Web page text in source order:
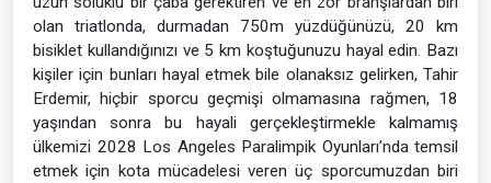
olan triatlonda, durmadan 750m yüzdüğünüzü, 20 km
bisiklet kullandığınızı ve 5 km koştuğunuzu hayal edin. Bazı
kişiler için bunları hayal etmek bile olanaksız gelirken, Tahir
Erdemir, hiçbir sporcu geçmişi olmamasına rağmen, 18
yaşından sonra bu hayali gerçekleştirmekle kalmamış
ülkemizi 2028 Los Angeles Paralimpik Oyunları’nda temsil
etmek için kota mücadelesi veren üç sporcumuzdan biri